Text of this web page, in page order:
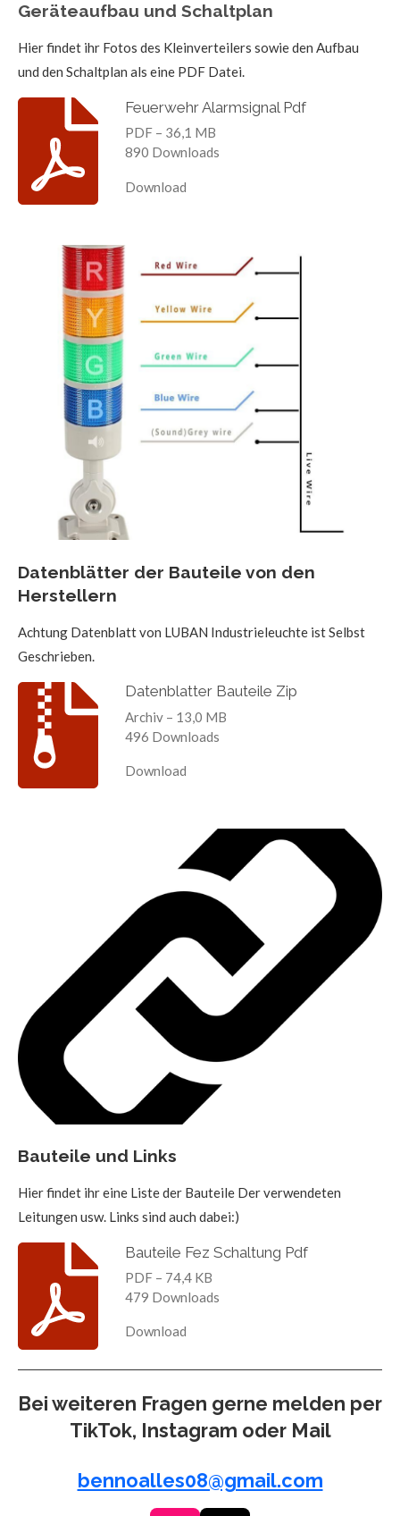
Geräteaufbau und Schaltplan
Hier findet ihr Fotos des Kleinverteilers sowie den Aufbau
und den Schaltplan als eine PDF Datei.
Feuerwehr Alarmsignal Pdf
PDF – 36,1 MB
890 Downloads
Download
Datenblätter der Bauteile von den
Herstellern
Achtung Datenblatt von LUBAN Industrieleuchte ist Selbst
Geschrieben.
Datenblatter Bauteile Zip
Archiv – 13,0 MB
496 Downloads
Download
Bauteile und Links
Hier findet ihr eine Liste der Bauteile Der verwendeten
Leitungen usw. Links sind auch dabei:)
Bauteile Fez Schaltung Pdf
PDF – 74,4 KB
479 Downloads
Download
Bei weiteren Fragen gerne melden per
TikTok, Instagram oder Mail
bennoalles08@gmail.com